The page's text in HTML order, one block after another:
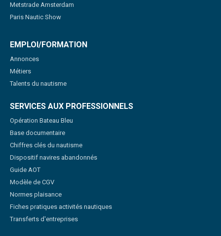
Metstrade Amsterdam
Paris Nautic Show
EMPLOI/FORMATION
Annonces
Métiers
Talents du nautisme
SERVICES AUX PROFESSIONNELS
Opération Bateau Bleu
Base documentaire
Chiffres clés du nautisme
Dispositif navires abandonnés
Guide AOT
Modèle de CGV
Normes plaisance
Fiches pratiques activités nautiques
Transferts d'entreprises